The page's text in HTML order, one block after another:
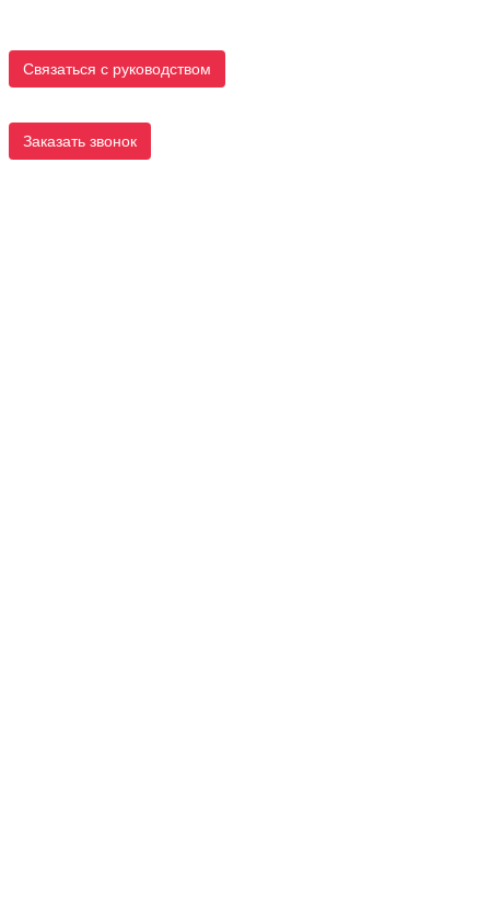
Связаться с руководством
Заказать звонок